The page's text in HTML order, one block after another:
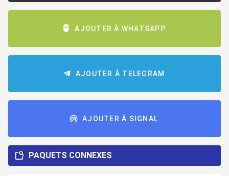
AJOUTER À WHATSAPP
AJOUTER À TELEGRAM
AJOUTER À SIGNAL
PAQUETS CONNEXES